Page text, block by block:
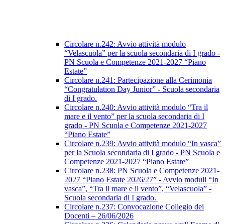
Circolare n.242: Avvio attività modulo
“Velascuola” per la scuola secondaria di I grado -
PN Scuola e Competenze 2021-2027 “Piano
Estate”
Circolare n.241: Partecipazione alla Cerimonia
“Congratulation Day Junior” - Scuola secondaria
di I grado.
Circolare n.240: Avvio attività modulo “Tra il
mare e il vento” per la scuola secondaria di I
grado - PN Scuola e Competenze 2021-2027
“Piano Estate”
Circolare n.239: Avvio attività modulo “In vasca”
per la Scuola secondaria di I grado - PN Scuola e
Competenze 2021-2027 “Piano Estate”
Circolare n.238: PN Scuola e Competenze 2021-
2027 “Piano Estate 2026/27” - Avvio moduli “In
vasca”, “Tra il mare e il vento”, “Velascuola” -
Scuola secondaria di I grado.
Circolare n.237: Convocazione Collegio dei
Docenti – 26/06/2026